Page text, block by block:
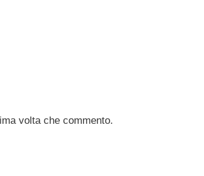
volta che commento.